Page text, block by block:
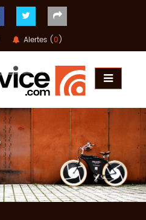
Alertes (0)